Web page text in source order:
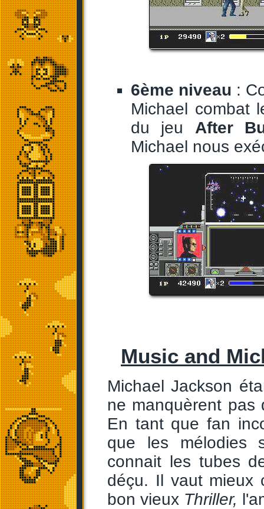
6ème niveau :
Michael combat
du jeu After
Michael nous
Music and
Michael Jackson
ne manquèrent pas
En tant que fan
que les mélodies
connait les tubes
déçu. Il vaut mieux
bon vieux Thriller,